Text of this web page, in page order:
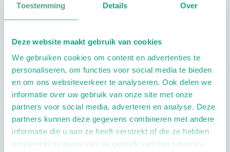
Toestemming Details Over
Deze website maakt gebruik van cookies
We gebruiken cookies om content en advertenties te
personaliseren, om functies voor social media te bieden
en om ons websiteverkeer te analyseren. Ook delen we
informatie over uw gebruik van onze site met onze
partners voor social media, adverteren en analyse. Deze
partners kunnen deze gegevens combineren met andere
informatie die u aan ze heeft verstrekt of die ze hebben
verzameld op basis van uw gebruik van hun services.
Schrijf ook een review
Extra opties